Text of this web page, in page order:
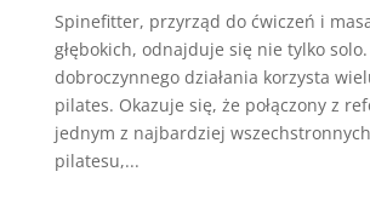
Spinefitter, przyrząd do ćwiczeń i
głębokich, odnajduje się nie tylko
dobroczynnego działania korzysta
pilates. Okazuje się, że połączony z
jednym z najbardziej
pilatesu,...